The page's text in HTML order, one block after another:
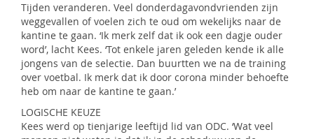
Tijden veranderen. Veel donderdagavondvrienden zijn
weggevallen of voelen zich te oud om wekelijks naar de
kantine te gaan. ‘Ik merk zelf dat ik ook een dagje ouder
word’, lacht Kees. ‘Tot enkele jaren geleden kende ik alle
jongens van de selectie. Dan buurtten we na de training
over voetbal. Ik merk dat ik door corona minder behoefte
heb om naar de kantine te gaan.’
LOGISCHE KEUZE
Kees werd op tienjarige leeftijd lid van ODC. ‘Wat veel